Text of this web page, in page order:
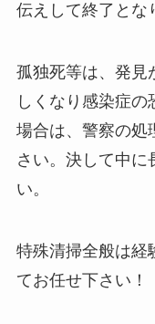
伝えして終了とな
孤独死等は、発見
しくなり感染症
場合は、警察の処
さい。決して中に
い。
特殊清掃全般は経
てお任せ下さい！